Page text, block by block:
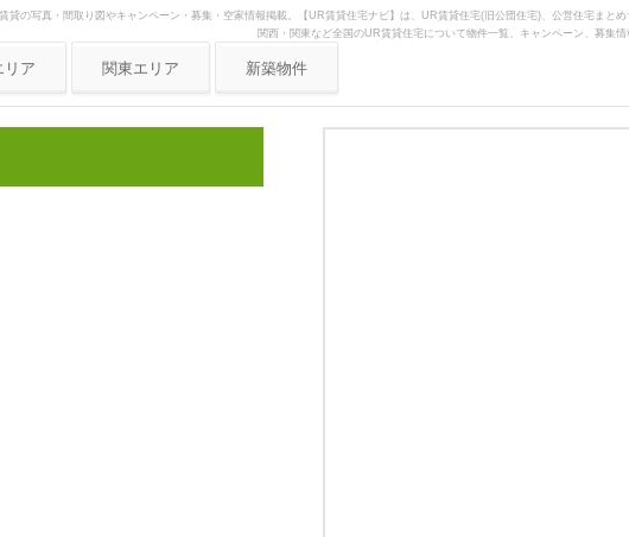
貸の写真・間取り図やキャンペーン・募集・空家情報掲載。【UR賃貸住宅ナビ】は、UR賃貸住宅(旧公団住宅)、公営住宅まとめ
関西・関東など全国のUR賃貸住宅について物件一覧、キャンペーン、募集情
リア 関東エリア 新築物件